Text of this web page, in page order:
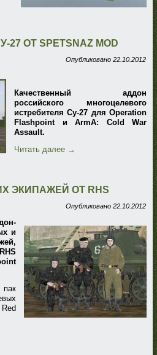
ОТ SPETSNAZ MOD
Опубликовано 22.10.2012
Качественный аддон
российского многоцелевого
истребителя Су-27 для Operation
Flashpoint и ArmA: Cold War
Assault.
Читать далее →
ЭКИПАЖЕЙ ОТ RHS
Опубликовано 22.10.2012
и